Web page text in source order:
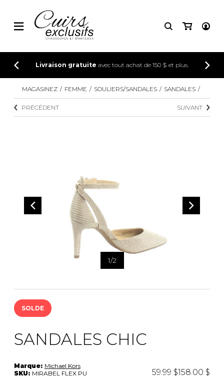
CONNEXION
INSCRIPTION
Livraison gratuite avec tout achat de 150 $ et plus.
MAGASINEZ FEMME SOULIERS/SANDALES SANDALES
PRÉCÉDENT SUIVANT
1/2
SOLDE
SANDALES CHIC
Marque: Michael Kors
SKU: MIRABEL FLEX PU 59.99 $158.00 $